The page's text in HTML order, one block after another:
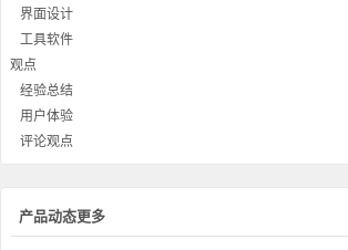
界面设计
工具软件
观点
经验总结
用户体验
评论观点
产品动态更多